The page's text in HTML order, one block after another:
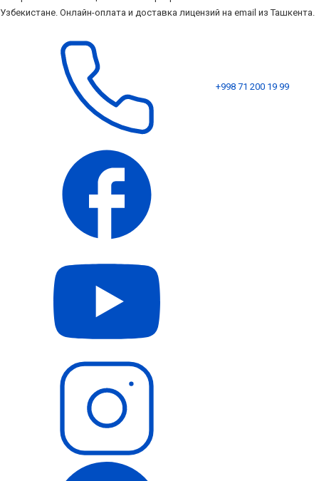
Узбекистане. Онлайн-оплата и доставка лицензий на email из Ташкента.
+998 71 200 19 99